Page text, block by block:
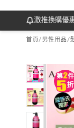
激推換購優
首頁/ 男性用品/